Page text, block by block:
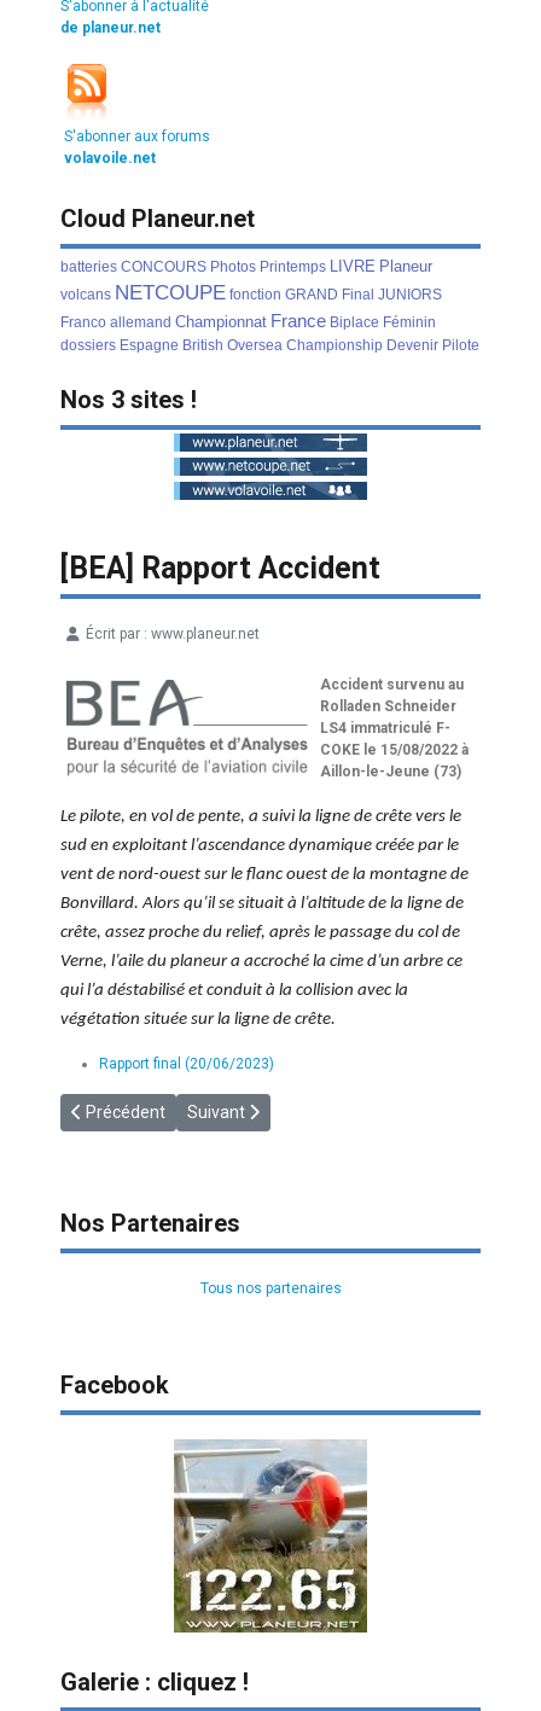
S'abonner à l'actualité
de planeur.net
S'abonner aux forums
volavoile.net
Cloud Planeur.net
batteries CONCOURS Photos Printemps LIVRE Planeur
volcans NETCOUPE fonction GRAND Final JUNIORS
Franco allemand Championnat France Biplace Féminin
dossiers Espagne British Oversea Championship Devenir Pilote
Nos 3 sites !
[BEA] Rapport Accident
Écrit par : www.planeur.net
Accident survenu au
Rolladen Schneider
LS4 immatriculé F-
COKE le 15/08/2022 à
Aillon-le-Jeune (73)
Le pilote, en vol de pente, a suivi la ligne de crête vers le
sud en exploitant l’ascendance dynamique créée par le
vent de nord-ouest sur le flanc ouest de la montagne de
Bonvillard. Alors qu’il se situait à l’altitude de la ligne de
crête, assez proche du relief, après le passage du col de
Verne, l’aile du planeur a accroché la cime d’un arbre ce
qui l’a déstabilisé et conduit à la collision avec la
végétation située sur la ligne de crête.
Rapport final (20/06/2023)
Article précédent : [SECU] Collision Avoidance – The Soaring
Précédent Article suivant : [SECU] Gestion du Risque par
Suivant
Nos Partenaires
Tous nos partenaires
Facebook
Galerie : cliquez !